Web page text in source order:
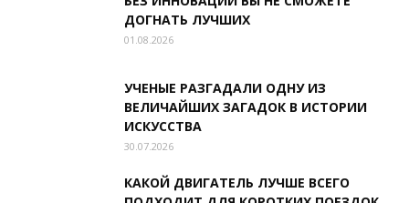
ДОГНАТЬ ЛУЧШИХ
01.08.2026
УЧЕНЫЕ РАЗГАДАЛИ ОДНУ ИЗ
ВЕЛИЧАЙШИХ ЗАГАДОК В ИСТОРИИ
ИСКУССТВА
30.07.2026
КАКОЙ ДВИГАТЕЛЬ ЛУЧШЕ ВСЕГО